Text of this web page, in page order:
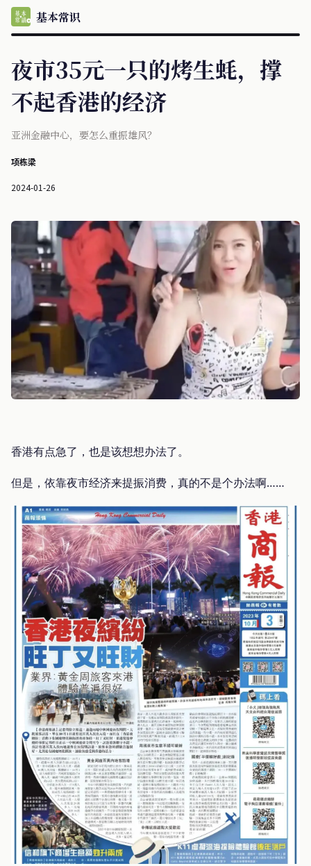
基本常识
夜市35元一只的烤生蚝，撑
不起香港的经济
亚洲金融中心，要怎么重振雄风？
项栋梁
2024-01-26
香港有点急了，也是该想想办法了。
但是，依靠夜市经济来提振消费，真的不是个办法啊……